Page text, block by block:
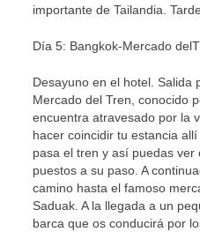
importante de Tailandia.
Día 5: Bangkok-Mercado
Desayuno en el hotel. Salida
Mercado del Tren, conocido
encuentra atravesado por la
hacer coincidir tu estancia
pasa el tren y así puedas
puestos a su paso. A
camino hasta el famoso
Saduak. A la llegada a un
barca que os conducirá por